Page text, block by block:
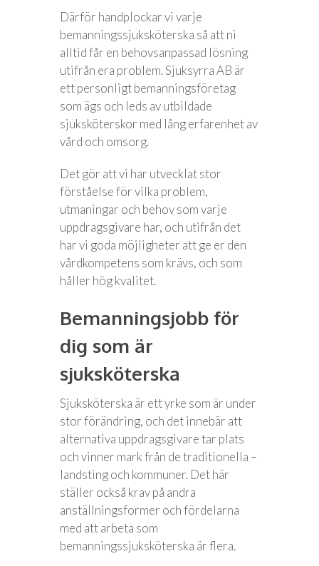
Därför handplockar vi varje
bemanningssjuksköterska så att ni
alltid får en behovsanpassad lösning
utifrån era problem. Sjuksyrra AB är
ett personligt bemanningsföretag
som ägs och leds av utbildade
sjuksköterskor med lång erfarenhet av
vård och omsorg.
Det gör att vi har utvecklat stor
förståelse för vilka problem,
utmaningar och behov som varje
uppdragsgivare har, och utifrån det
har vi goda möjligheter att ge er den
vårdkompetens som krävs, och som
håller hög kvalitet.
Bemanningsjobb för
dig som är
sjuksköterska
Sjuksköterska är ett yrke som är under
stor förändring, och det innebär att
alternativa uppdragsgivare tar plats
och vinner mark från de traditionella –
landsting och kommuner. Det här
ställer också krav på andra
anställningsformer och fördelarna
med att arbeta som
bemanningssjuksköterska är flera.